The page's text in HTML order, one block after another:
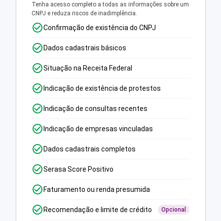
Tenha acesso completo a todas as informações sobre um
CNPJ e reduza riscos de inadimplência.
Confirmação de existência do CNPJ
Dados cadastrais básicos
Situação na Receita Federal
Indicação de existência de protestos
Indicação de consultas recentes
Indicação de empresas vinculadas
Dados cadastrais completos
Serasa Score Positivo
Faturamento ou renda presumida
Recomendação e limite de crédito Opcional